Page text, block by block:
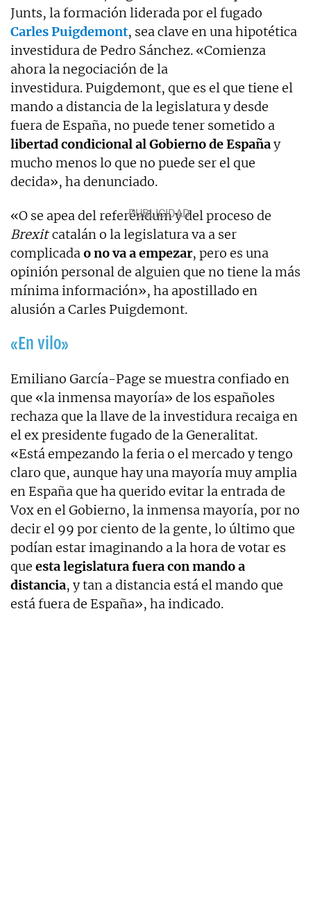
Junts, la formación liderada por el fugado
Carles Puigdemont, sea clave en una hipotética
investidura de Pedro Sánchez. «Comienza
ahora la negociación de la
investidura. Puigdemont, que es el que tiene el
mando a distancia de la legislatura y desde
fuera de España, no puede tener sometido a
libertad condicional al Gobierno de Españay
mucho menos lo que no puede ser el que
decida», ha denunciado.
«O se apea del referéndum y del proceso de
Brexitcatalán o la legislatura va a ser
complicadao no va a empezar, pero es una
opinión personal de alguien que no tiene la más
mínima información», ha apostillado en
alusión a Carles Puigdemont.
«En vilo»
Emiliano García-Page se muestra confiado en
que «la inmensa mayoría» de los españoles
rechaza que la llave de la investidura recaiga en
el ex presidente fugado de la Generalitat.
«Está empezando la feria o el mercado y tengo
claro que, aunque hay una mayoría muy amplia
en España que ha querido evitar la entrada de
Vox en el Gobierno, la inmensa mayoría, por no
decir el 99 por ciento de la gente, lo último que
podían estar imaginando a la hora de votar es
que esta legislatura fuera con mando a
distancia, y tan a distancia está el mando que
está fuera de España», ha indicado.